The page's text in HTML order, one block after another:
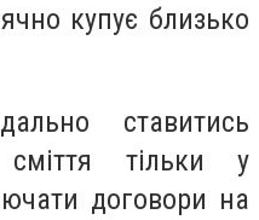
купує близько
ставитись
сміття тільки у
договори на